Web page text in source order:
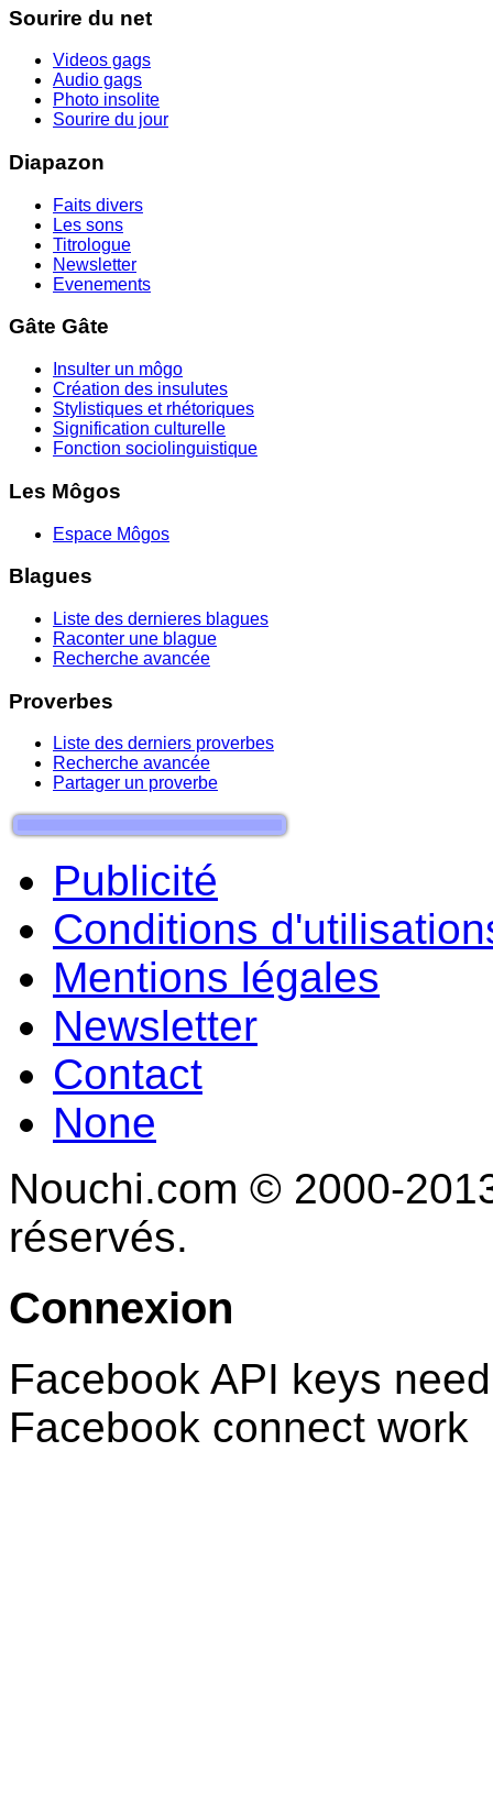
Sourire du net
Videos gags
Audio gags
Photo insolite
Sourire du jour
Diapazon
Faits divers
Les sons
Titrologue
Newsletter
Evenements
Gâte Gâte
Insulter un môgo
Création des insulutes
Stylistiques et rhétoriques
Signification culturelle
Fonction sociolinguistique
Les Môgos
Espace Môgos
Blagues
Liste des dernieres blagues
Raconter une blague
Recherche avancée
Proverbes
Liste des derniers proverbes
Recherche avancée
Partager un proverbe
Publicité
Conditions
Mentions légales
Newsletter
Contact
None
Nouchi.com © 2000-
réservés.
Connexion
Facebook API keys
Facebook connect work